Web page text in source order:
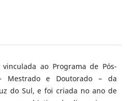
ao Programa de Pós-
Mestrado e Doutorado – da
do Sul, e foi criada no ano de